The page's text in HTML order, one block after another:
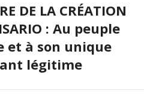
DE LA CRÉATION
: Au peuple
et à son unique
légitime